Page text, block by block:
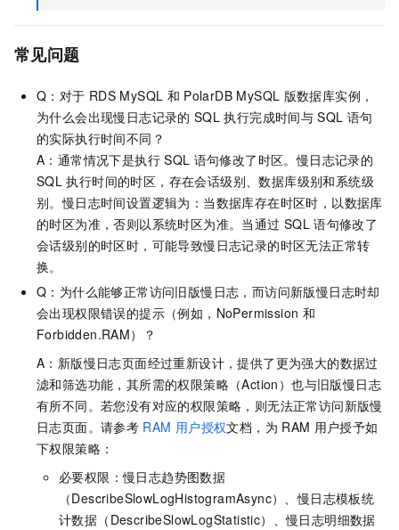
常见问题
Q：对于 RDS MySQL 和 PolarDB MySQL 版数据库实例，
为什么会出现慢日志记录的 SQL 执行完成时间与 SQL 语句
的实际执行时间不同？
A：通常情况下是执行 SQL 语句修改了时区。慢日志记录的
SQL 执行时间的时区，存在会话级别、数据库级别和系统级
别。慢日志时间设置逻辑为：当数据库存在时区时，以数据库
的时区为准，否则以系统时区为准。当通过 SQL 语句修改了
会话级别的时区时，可能导致慢日志记录的时区无法正常转
换。
Q：为什么能够正常访问旧版慢日志，而访问新版慢日志时却
会出现权限错误的提示（例如，NoPermission 和
Forbidden.RAM）？
A：新版慢日志页面经过重新设计，提供了更为强大的数据过
滤和筛选功能，其所需的权限策略（Action）也与旧版慢日志
有所不同。若您没有对应的权限策略，则无法正常访问新版慢
日志页面。请参考 RAM 用户授权文档，为 RAM 用户授予如
下权限策略：
必要权限：慢日志趋势图数据
（DescribeSlowLogHistogramAsync）、慢日志模板统
计数据（DescribeSlowLogStatistic）、慢日志明细数据